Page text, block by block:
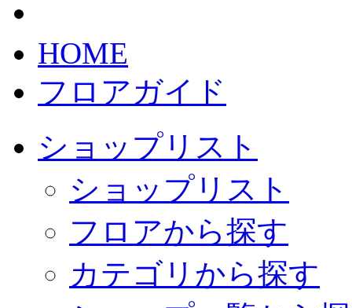
HOME
フロアガイド
ショップリスト
ショップリスト
フロアから探す
カテゴリから探す